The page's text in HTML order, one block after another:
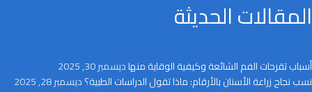
المقالات الحديثة
أسباب تقرحات الفم الشائعة وكيفية الوقاية منهاديسمبر 30, 2025
نسب نجاح زراعة الأسنان بالأرقام: ماذا تقول الدراسات الطبية؟ديسمبر 28, 2025